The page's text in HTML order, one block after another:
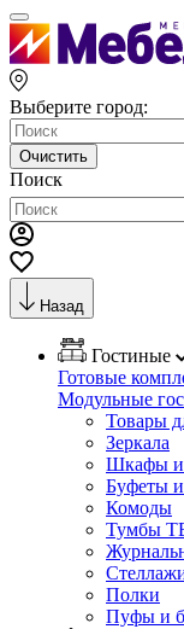
Выберите город:
Очистить
Поиск
Назад
Гостиные
Готовые
Модульные
Товары
Зеркала
Шкафы и
Буфеты
Комоды
Тумбы
Полки
Пуфы и